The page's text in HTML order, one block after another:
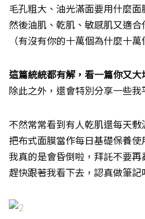
毛孔粗大、油光滿面要用什麼面
然後油肌、乾肌、敏感肌又適合
（有沒有你的十萬個為什麼十萬
這篇統統都有解，看一篇你又
除此之外，還會特別分享一些
不然常常看到有人乾肌還每天敷
把布式面膜當作每日基礎保養使
我真的是會昏倒啦，拜託不要再
趕快跟著我看下去，認真做筆記